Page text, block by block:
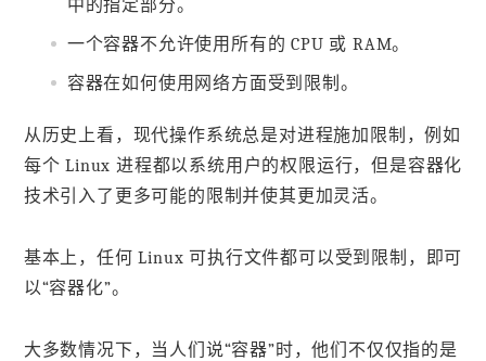
中的指定部分。
一个容器不允许使用所有的 CPU 或 RAM。
容器在如何使用网络方面受到限制。
从历史上看，现代操作系统总是对进程施加限制，例如
每个 Linux 进程都以系统用户的权限运行，但是容器化
技术引入了更多可能的限制并使其更加灵活。
基本上，任何 Linux 可执行文件都可以受到限制，即可
以“容器化”。
大多数情况下，当人们说“容器”时，他们不仅仅指的是